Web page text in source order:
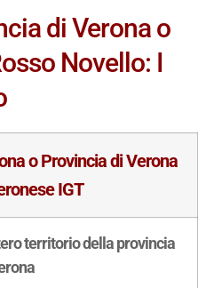
di Verona o
Novello: I
o Provincia di Verona
IGT
territorio della provincia